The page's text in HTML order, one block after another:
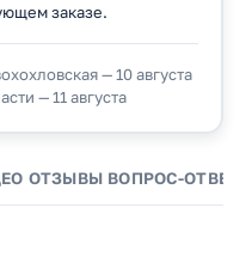
заказе.
— 10 августа
— 11 августа
ОТЗЫВЫ ВОПРОС-ОТВЕТ